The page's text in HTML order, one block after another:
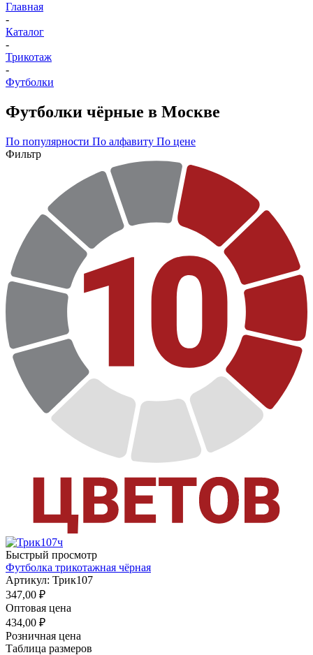
Главная
-
Каталог
-
Трикотаж
-
Футболки
Футболки чёрные в Москве
По популярности По алфавиту По цене
Фильтр
Быстрый просмотр
Футболка трикотажная чёрная
Артикул: Трик107
347,00 ₽
Оптовая цена
434,00 ₽
Розничная цена
Таблица размеров